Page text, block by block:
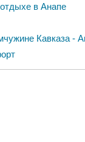
в Анапе
Кавказа -